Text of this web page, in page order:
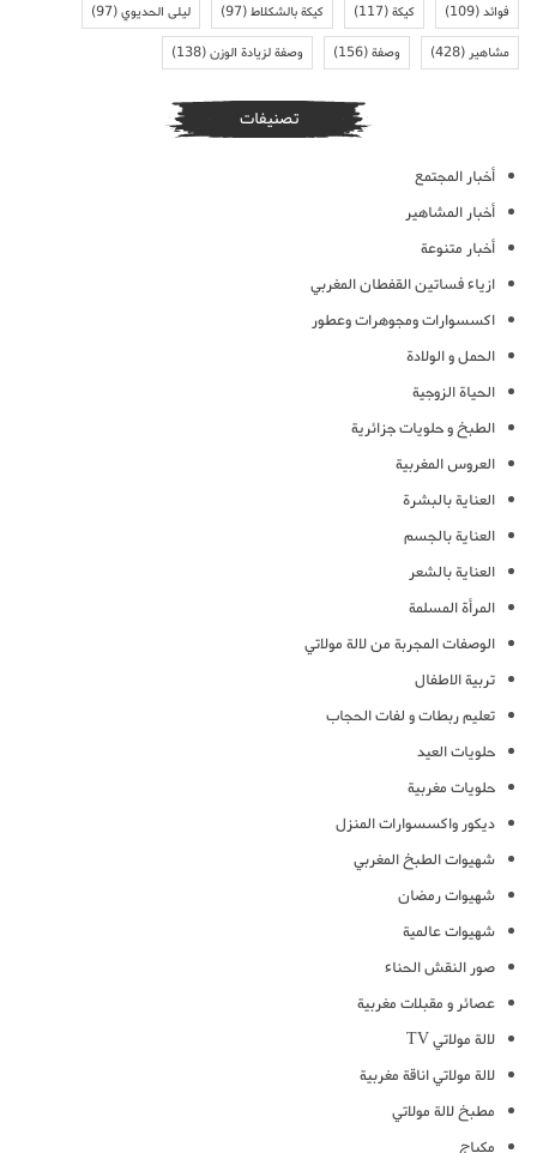
فوائد(109) كيكة(117) كيكة بالشكلاط(97) ليلى الحديوي(97)
مشاهير(428) وصفة(156) وصفة لزيادة الوزن(138)
تصنيفات
أخبار المجتمع
أخبار المشاهير
أخبار متنوعة
ازياء فساتين القفطان المغربي
اكسسوارات ومجوهرات وعطور
الحمل و الولادة
الحياة الزوجية
الطبخ و حلويات جزائرية
العروس المغربية
العناية بالبشرة
العناية بالجسم
العناية بالشعر
المرأة المسلمة
الوصفات المجربة من لالة مولاتي
تربية الاطفال
تعليم ربطات و لفات الحجاب
حلويات العيد
حلويات مغربية
ديكور واكسسوارات المنزل
شهيوات الطبخ المغربي
شهيوات رمضان
شهيوات عالمية
صور النقش الحناء
عصائر و مقبلات مغربية
لالة مولاتي TV
لالة مولاتي اناقة مغربية
مطبخ لالة مولاتي